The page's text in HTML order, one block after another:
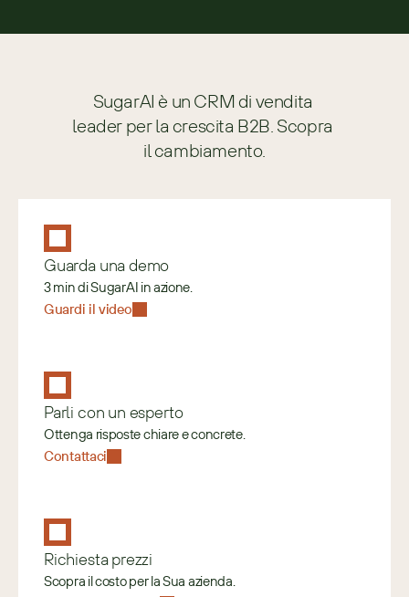
SugarAI è un CRM di vendita
leader per la crescita B2B. Scopra
il cambiamento.
Guarda una demo
3 min di SugarAI in azione.
Guardi il video
Parli con un esperto
Ottenga risposte chiare e concrete.
Contattaci
Richiesta prezzi
Scopra il costo per la Sua azienda.